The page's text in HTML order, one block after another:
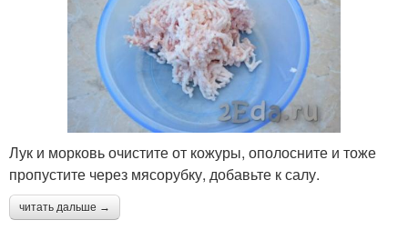
Лук и морковь очистите от кожуры, ополосните и тоже
пропустите через мясорубку, добавьте к салу.
читать дальше →